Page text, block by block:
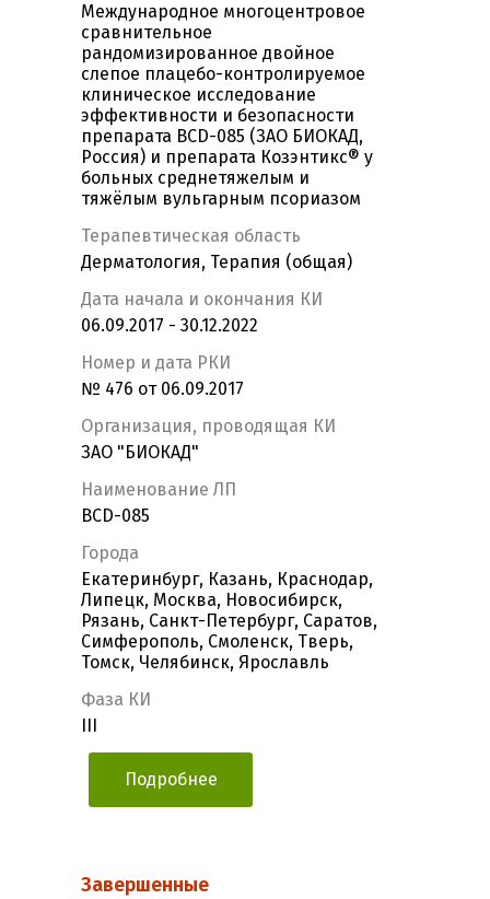
Международное многоцентровое
сравнительное
рандомизированное двойное
слепое плацебо-контролируемое
клиническое исследование
эффективности и безопасности
препарата BCD-085 (ЗАО БИОКАД,
Россия) и препарата Козэнтикс® у
больных среднетяжелым и
тяжёлым вульгарным псориазом
Терапевтическая область
Дерматология, Терапия (общая)
Дата начала и окончания КИ
06.09.2017 - 30.12.2022
Номер и дата РКИ
№ 476 от 06.09.2017
Организация, проводящая КИ
ЗАО "БИОКАД"
Наименование ЛП
BCD-085
Города
Екатеринбург, Казань, Краснодар,
Липецк, Москва, Новосибирск,
Рязань, Санкт-Петербург, Саратов,
Симферополь, Смоленск, Тверь,
Томск, Челябинск, Ярославль
Фаза КИ
Подробнее
Завершенные